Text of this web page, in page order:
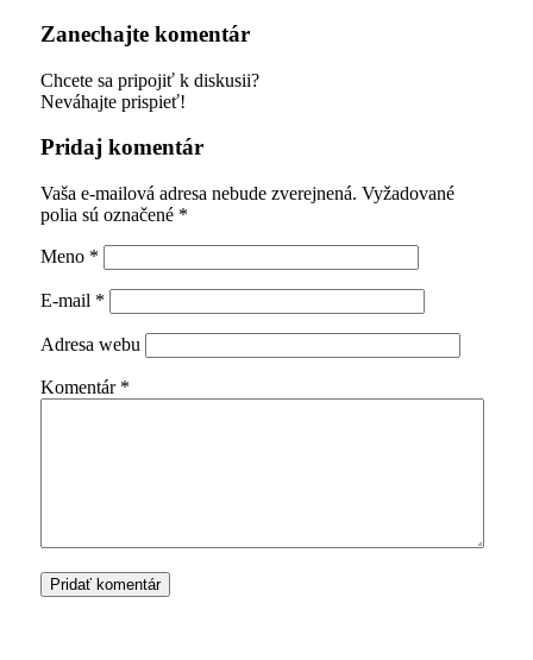
Zanechajte komentár
Chcete sa pripojiť k diskusii?
Neváhajte prispieť!
Pridaj komentár
Vaša e-mailová adresa nebude zverejnená. Vyžadované
polia sú označené *
Meno *
E-mail *
Adresa webu
Komentár *